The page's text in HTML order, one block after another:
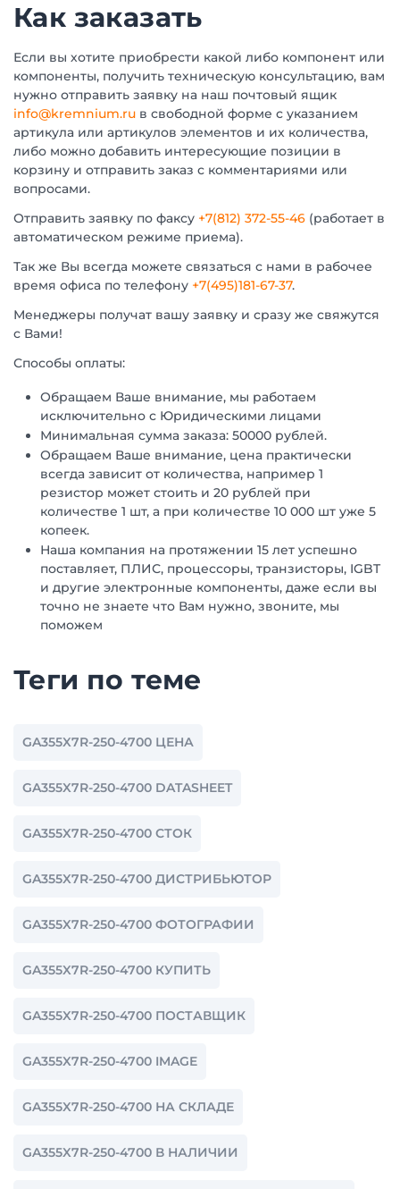
Как заказать
Если вы хотите приобрести какой либо компонент или
компоненты, получить техническую консультацию, вам
нужно отправить заявку на наш почтовый ящик
info@kremnium.ru в свободной форме с указанием
артикула или артикулов элементов и их количества,
либо можно добавить интересующие позиции в
корзину и отправить заказ с комментариями или
вопросами.
Отправить заявку по факсу +7(812) 372-55-46 (работает в
автоматическом режиме приема).
Так же Вы всегда можете связаться с нами в рабочее
время офиса по телефону +7(495)181-67-37.
Менеджеры получат вашу заявку и сразу же свяжутся
с Вами!
Способы оплаты:
Обращаем Ваше внимание, мы работаем
исключительно с Юридическими лицами
Минимальная сумма заказа: 50000 рублей.
Обращаем Ваше внимание, цена практически
всегда зависит от количества, например 1
резистор может стоить и 20 рублей при
количестве 1 шт, а при количестве 10 000 шт уже 5
копеек.
Наша компания на протяжении 15 лет успешно
поставляет, ПЛИС, процессоры, транзисторы, IGBT
и другие электронные компоненты, даже если вы
точно не знаете что Вам нужно, звоните, мы
поможем
Теги по теме
GA355X7R-250-4700 ЦЕНА
GA355X7R-250-4700 DATASHEET
GA355X7R-250-4700 СТОК
GA355X7R-250-4700 ДИСТРИБЬЮТОР
GA355X7R-250-4700 ФОТОГРАФИИ
GA355X7R-250-4700 КУПИТЬ
GA355X7R-250-4700 ПОСТАВЩИК
GA355X7R-250-4700 IMAGE
GA355X7R-250-4700 НА СКЛАДЕ
GA355X7R-250-4700 В НАЛИЧИИ